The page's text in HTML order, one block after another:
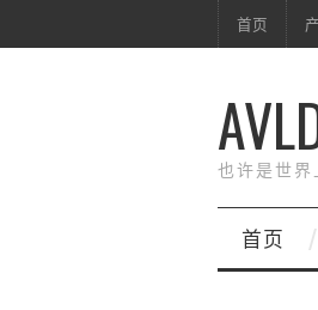
首页
也许是世
首页